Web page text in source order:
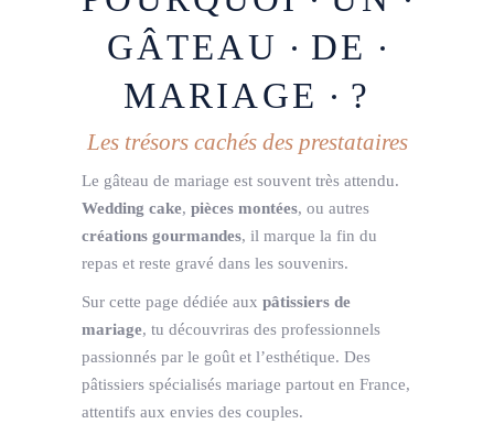
GÂTEAU
DE
MARIAGE
?
Les trésors cachés des prestataires
Le gâteau de mariage est souvent très attendu.
Wedding cake, pièces montées, ou autres
créations gourmandes, il marque la fin du
repas et reste gravé dans les souvenirs.
Sur cette page dédiée aux pâtissiers de
mariage, tu découvriras des professionnels
passionnés par le goût et l’esthétique. Des
pâtissiers spécialisés mariage partout en France,
attentifs aux envies des couples.